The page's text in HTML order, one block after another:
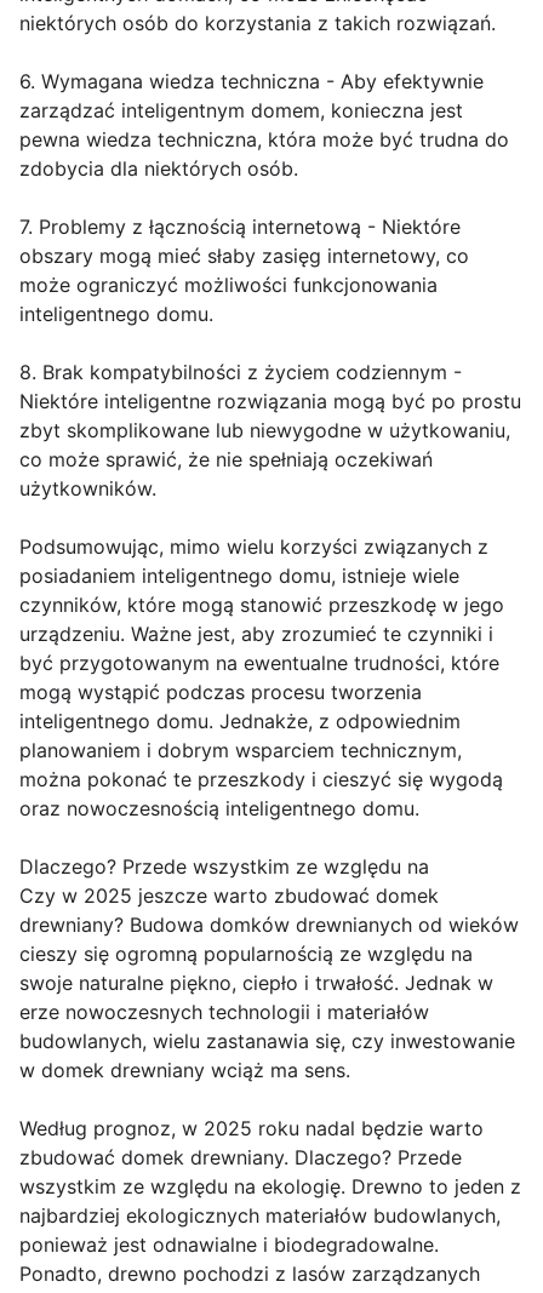
niektórych osób do korzystania z takich rozwiązań.
6. Wymagana wiedza techniczna - Aby efektywnie
zarządzać inteligentnym domem, konieczna jest
pewna wiedza techniczna, która może być trudna do
zdobycia dla niektórych osób.
7. Problemy z łącznością internetową - Niektóre
obszary mogą mieć słaby zasięg internetowy, co
może ograniczyć możliwości funkcjonowania
inteligentnego domu.
8. Brak kompatybilności z życiem codziennym -
Niektóre inteligentne rozwiązania mogą być po prostu
zbyt skomplikowane lub niewygodne w użytkowaniu,
co może sprawić, że nie spełniają oczekiwań
użytkowników.
Podsumowując, mimo wielu korzyści związanych z
posiadaniem inteligentnego domu, istnieje wiele
czynników, które mogą stanowić przeszkodę w jego
urządzeniu. Ważne jest, aby zrozumieć te czynniki i
być przygotowanym na ewentualne trudności, które
mogą wystąpić podczas procesu tworzenia
inteligentnego domu. Jednakże, z odpowiednim
planowaniem i dobrym wsparciem technicznym,
można pokonać te przeszkody i cieszyć się wygodą
oraz nowoczesnością inteligentnego domu.
Dlaczego? Przede wszystkim ze względu na
Czy w 2025 jeszcze warto zbudować domek
drewniany? Budowa domków drewnianych od wieków
cieszy się ogromną popularnością ze względu na
swoje naturalne piękno, ciepło i trwałość. Jednak w
erze nowoczesnych technologii i materiałów
budowlanych, wielu zastanawia się, czy inwestowanie
w domek drewniany wciąż ma sens.
Według prognoz, w 2025 roku nadal będzie warto
zbudować domek drewniany. Dlaczego? Przede
wszystkim ze względu na ekologię. Drewno to jeden z
najbardziej ekologicznych materiałów budowlanych,
ponieważ jest odnawialne i biodegradowalne.
Ponadto, drewno pochodzi z lasów zarządzanych